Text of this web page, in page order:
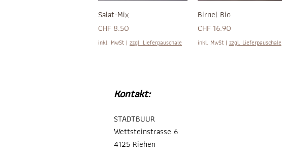
Salat-Mix
Preis
CHF 8.50
inkl. MwSt | zzgl. Lieferpauschale
Birnel Bio
Preis
CHF 16.90
inkl. MwSt| zzgl. Lieferpauschale
Kontakt:
STADTBUUR
Wettsteinstrasse 6
4125 Riehen